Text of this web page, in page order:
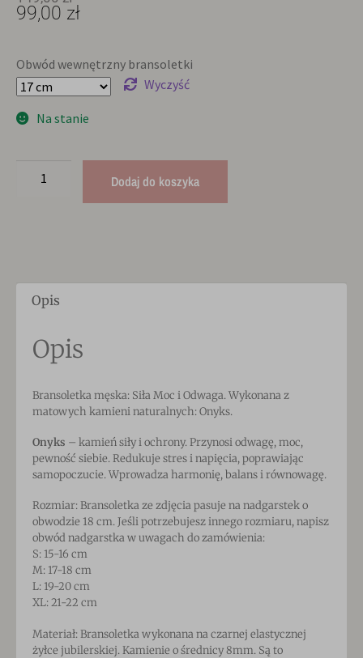
99,00 zł
Obwód wewnętrzny bransoletki
Wyczyść
Na stanie
Dodaj do koszyka
Opis
Opis
Bransoletka męska: Siła Moc i Odwaga. Wykonana z
matowych kamieni naturalnych: Onyks.
Onyks – kamień siły i ochrony. Przynosi odwagę, moc,
pewność siebie. Redukuje stres i napięcia, poprawiając
samopoczucie. Wprowadza harmonię, balans i równowagę.
Rozmiar: Bransoletka ze zdjęcia pasuje na nadgarstek o
obwodzie 18 cm. Jeśli potrzebujesz innego rozmiaru, napisz
obwód nadgarstka w uwagach do zamówienia:
S: 15-16 cm
M: 17-18 cm
L: 19-20 cm
XL: 21-22 cm
Materiał: Bransoletka wykonana na czarnej elastycznej
żyłce jubilerskiej. Kamienie o średnicy 8mm. Są to